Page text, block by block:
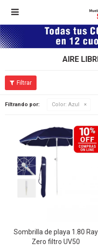

AIRE
Filtrando por: Color: Azul
Sombrilla de playa 1.80 Ray
Zero filtro UV50